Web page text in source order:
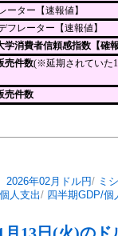
ーター【速報値】
フレーター【速報値】
学消費者信頼感指数【確
売件数(※延期されていた
売件数
2026年02月ドル円/ ミ
個人支出/ 四半期GDP/個